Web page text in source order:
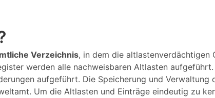
Verzeichnis, in dem die altlastenverdächtigen
werden alle nachweisbaren Altlasten
aufgeführt. Die Speicherung und Verwaltung
Um die Altlasten und Einträge eindeutig zu